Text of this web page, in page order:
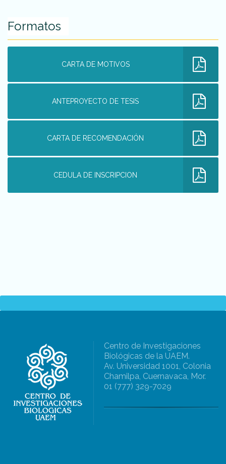
Formatos
CARTA DE MOTIVOS
ANTEPROYECTO DE TESIS
CARTA DE RECOMENDACIÓN
CEDULA DE INSCRIPCION
Centro de Investigaciones
Biológicas de la UAEM.
Av. Universidad 1001, Colonia
Chamilpa, Cuernavaca, Mor.
01 (777) 329-7029